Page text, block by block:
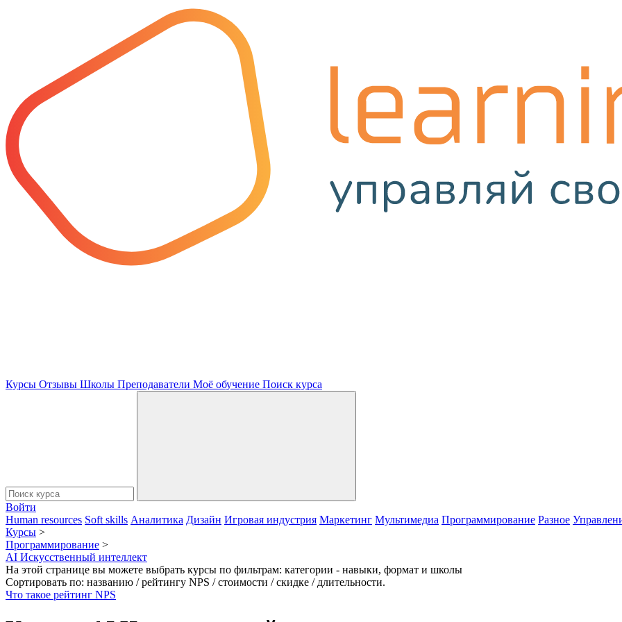
Курсы Отзывы Школы Преподаватели Моё обучение Поиск курса
Войти
Human resources Soft skills Аналитика Дизайн Игровая индустрия Маркетинг Мультимедиа Программирование Разное
Курсы >
Программирование >
AI Искусственный интеллект
На этой странице вы можете выбрать курсы по фильтрам: категории - навыки, формат и школы
Сортировать по: названию / рейтингу NPS / стоимости / скидке / длительности.
Что такое рейтинг NPS